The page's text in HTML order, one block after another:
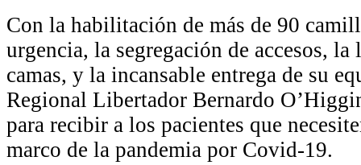
Con la habilitación de más de 90
urgencia, la segregación de accesos,
camas, y la incansable entrega de su
Regional Libertador Bernardo
para recibir a los pacientes que
marco de la pandemia por Covid-19.